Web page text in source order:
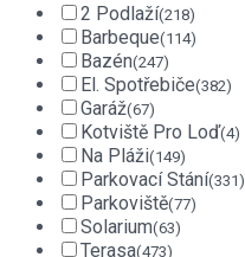
2 Podlaží(218)
Barbeque(114)
Bazén(247)
El. Spotřebiče(382)
Garáž(67)
Kotviště Pro Loď(4)
Na Pláži(149)
Parkovací Stání(331)
Parkoviště(77)
Solarium(63)
Terasa(473)